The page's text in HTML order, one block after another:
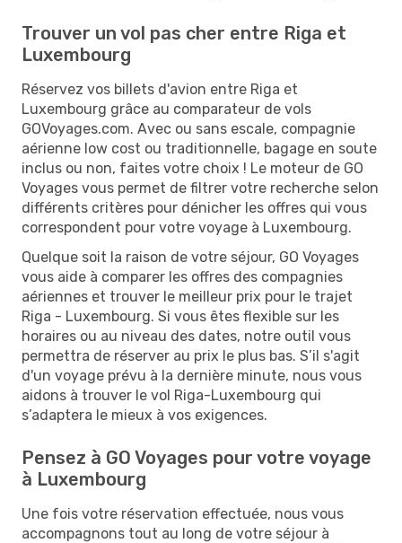
Trouver un vol pas cher entre Riga et
Luxembourg
Réservez vos billets d'avion entre Riga et
Luxembourg grâce au comparateur de vols
GOVoyages.com. Avec ou sans escale, compagnie
aérienne low cost ou traditionnelle, bagage en soute
inclus ou non, faites votre choix ! Le moteur de GO
Voyages vous permet de filtrer votre recherche selon
différents critères pour dénicher les offres qui vous
correspondent pour votre voyage à Luxembourg.
Quelque soit la raison de votre séjour, GO Voyages
vous aide à comparer les offres des compagnies
aériennes et trouver le meilleur prix pour le trajet
Riga - Luxembourg. Si vous êtes flexible sur les
horaires ou au niveau des dates, notre outil vous
permettra de réserver au prix le plus bas. S’il s'agit
d'un voyage prévu à la dernière minute, nous vous
aidons à trouver le vol Riga-Luxembourg qui
s’adaptera le mieux à vos exigences.
Pensez à GO Voyages pour votre voyage
à Luxembourg
Une fois votre réservation effectuée, nous vous
accompagnons tout au long de votre séjour à